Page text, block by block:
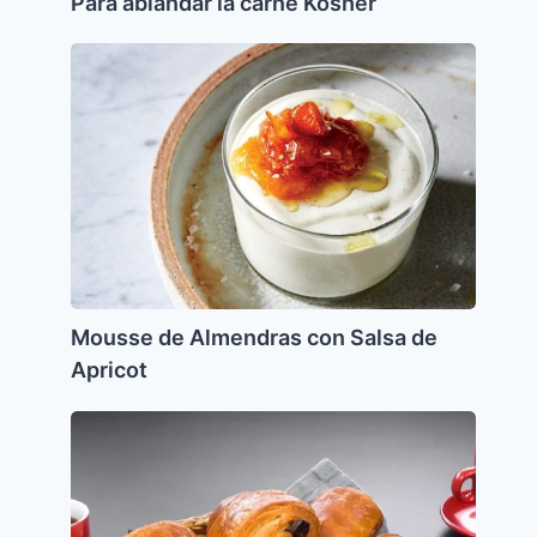
Mousse
Apricot
Mousse de Almendras con Salsa de
Apricot
Pan